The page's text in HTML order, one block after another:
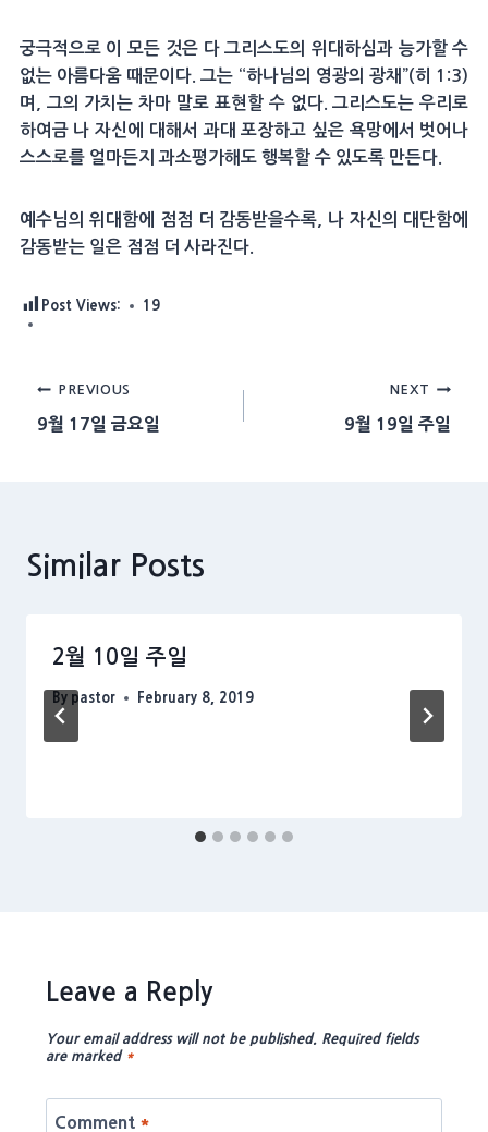
궁극적으로 이 모든 것은 다 그리스도의 위대하심과 능가할 수
없는 아름다움 때문이다. 그는 “하나님의 영광의 광채”(히 1:3)
며, 그의 가치는 차마 말로 표현할 수 없다. 그리스도는 우리로
하여금 나 자신에 대해서 과대 포장하고 싶은 욕망에서 벗어나
스스로를 얼마든지 과소평가해도 행복할 수 있도록 만든다.
예수님의 위대함에 점점 더 감동받을수록, 나 자신의 대단함에
감동받는 일은 점점 더 사라진다.
Post Views: 19
Post
navigation
PREVIOUS
9월 17일 금요일
NEXT
9월 19일 주일
Similar Posts
2월 10일 주일
By pastor February 8, 2019
Leave a Reply
Your email address will not be published. Required fields
are marked *
Comment *